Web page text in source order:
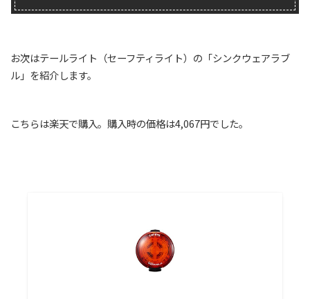
お次はテールライト（セーフティライト）の「シンクウェアラブ
ル」を紹介します。
こちらは楽天で購入。購入時の価格は4,067円でした。